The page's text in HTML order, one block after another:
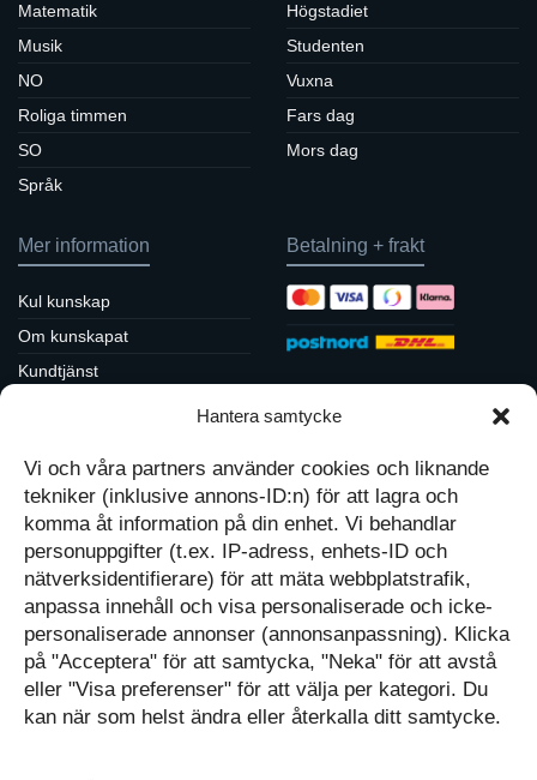
Hantera samtycke
Vi och våra partners använder cookies och liknande
tekniker (inklusive annons-ID:n) för att lagra och
komma åt information på din enhet. Vi behandlar
personuppgifter (t.ex. IP-adress, enhets-ID och
nätverksidentifierare) för att mäta webbplatstrafik,
anpassa innehåll och visa personaliserade och icke-
personaliserade annonser (annonsanpassning). Klicka
på "Acceptera" för att samtycka, "Neka" för att avstå
eller "Visa preferenser" för att välja per kategori. Du
kan när som helst ändra eller återkalla ditt samtycke.
Matematik
Musik
NO
Roliga timmen
SO
Språk
Högstadiet
Studenten
Vuxna
Fars dag
Mors dag
Mer information
Kul kunskap
Om kunskapat
Kundtjänst
Cookiepolicy
Mitt konto
Kassan
Betalning + frakt
Sociala medier
Följ oss på Facebook
Tavlor på Instagram
Inspiration på Pinterest
Diskutera på LinkedIn
Varukorg Kunskapat
Med barn och ungas
nyfikenhet som inspiration